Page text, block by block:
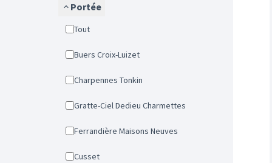
Portée
Tout
Buers Croix-Luizet
Charpennes Tonkin
Gratte-Ciel Dedieu Charmettes
Ferrandière Maisons Neuves
Cusset